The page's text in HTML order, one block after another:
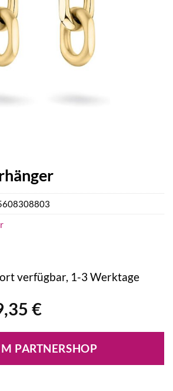
€
€Aktueller
ist:
59,35 €.
verfügbar, 1-3 Werktage
PARTNERSHOP